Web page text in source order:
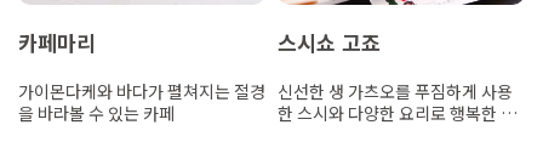
카페마리
가이몬다케와 바다가 펼쳐지는 절경
을 바라볼 수 있는 카페
스시쇼 고죠
신선한 생 가츠오를 푸짐하게 사용
한 스시와 다양한 요리로 행복한 시